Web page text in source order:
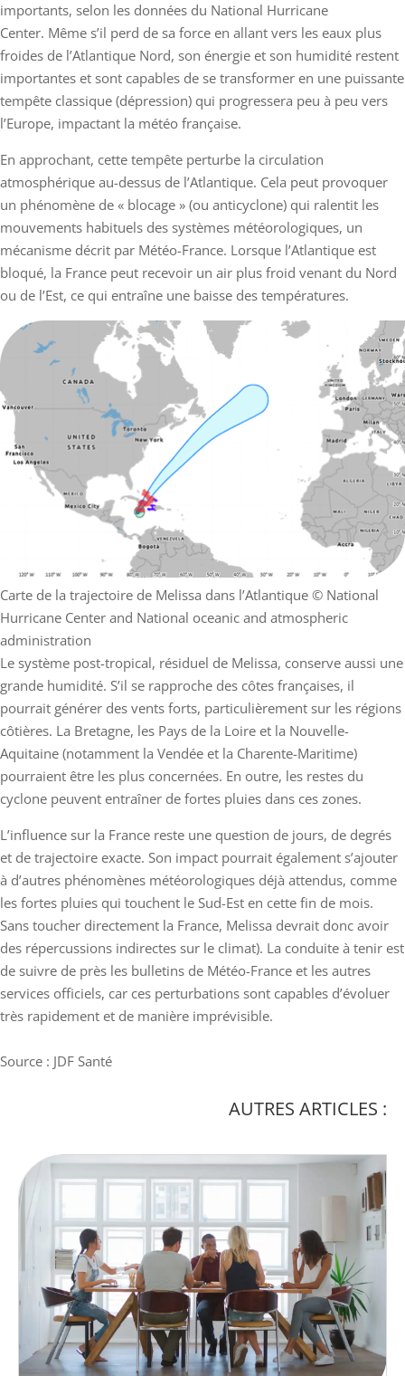
importants, selon les données du National Hurricane
Center. Même s’il perd de sa force en allant vers les eaux plus
froides de l’Atlantique Nord, son énergie et son humidité restent
importantes et sont capables de se transformer en une puissante
tempête classique (dépression) qui progressera peu à peu vers
l’Europe, impactant la météo française.
En approchant, cette tempête perturbe la circulation
atmosphérique au-dessus de l’Atlantique. Cela peut provoquer
un phénomène de « blocage » (ou anticyclone) qui ralentit les
mouvements habituels des systèmes météorologiques, un
mécanisme décrit par Météo-France. Lorsque l’Atlantique est
bloqué, la France peut recevoir un air plus froid venant du Nord
ou de l’Est, ce qui entraîne une baisse des températures.
Carte de la trajectoire de Melissa dans l’Atlantique © National
Hurricane Center and National oceanic and atmospheric
administration
Le système post-tropical, résiduel de Melissa, conserve aussi une
grande humidité. S’il se rapproche des côtes françaises, il
pourrait générer des vents forts, particulièrement sur les régions
côtières. La Bretagne, les Pays de la Loire et la Nouvelle-
Aquitaine (notamment la Vendée et la Charente-Maritime)
pourraient être les plus concernées. En outre, les restes du
cyclone peuvent entraîner de fortes pluies dans ces zones.
L’influence sur la France reste une question de jours, de degrés
et de trajectoire exacte. Son impact pourrait également s’ajouter
à d’autres phénomènes météorologiques déjà attendus, comme
les fortes pluies qui touchent le Sud-Est en cette fin de mois.
Sans toucher directement la France, Melissa devrait donc avoir
des répercussions indirectes sur le climat). La conduite à tenir est
de suivre de près les bulletins de Météo-France et les autres
services officiels, car ces perturbations sont capables d’évoluer
très rapidement et de manière imprévisible.
Source : JDF Santé
AUTRES ARTICLES :